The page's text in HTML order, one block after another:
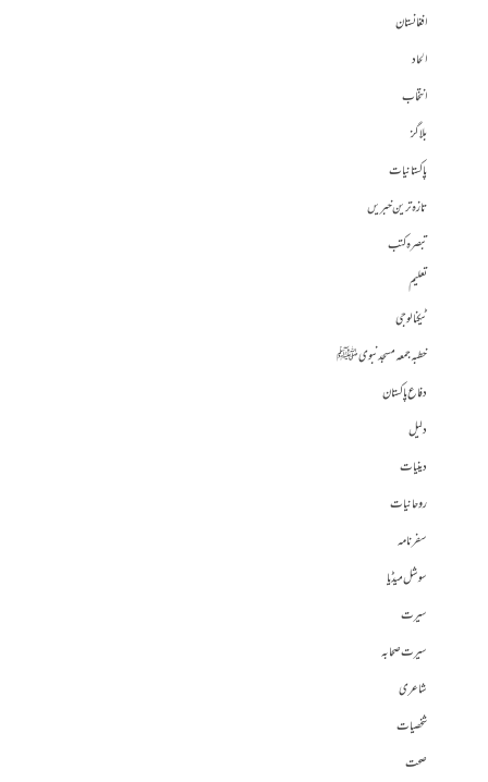
افغانستان
الحاد
انتخاب
بلاگز
پاکستانیات
تازہ ترین خبریں
تبصرہ کتب
تعلیم
ٹیکنالوجی
خطبہ جمعہ مسجد نبوی ﷺ
دفاع پاکستان
دلیل
دینیات
روحانیات
سفرنامہ
سوشل میڈیا
سیرت
سیرت صحابہ
شاعری
شخصیات
صحت